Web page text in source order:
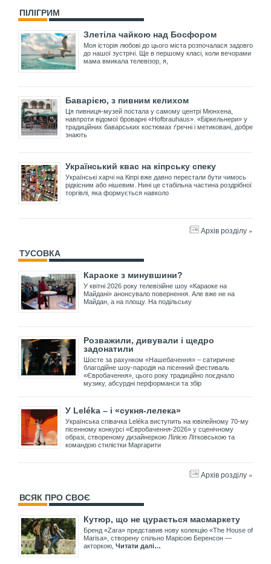
ПІЛІГРИМ
Злетіла чайкою над Босфором
Моя історія любові до цього міста розпочалася задовго
до нашої зустрічі. Ще в першому класі, коли вечорами
мама вмикала телевізор, я,
Баварією, з пивним келихом
Ця пивниця-музей постала у самому центрі Мюнхена,
навпроти відомої броварні «Hofbrauhaus». «Біркельнери» у
традиційних баварських костюмах ґречні і метиковані, добре
знають
Український квас на кіпрську спеку
Українські харчі на Кіпрі вже давно перестали бути чимось
рідкісним або нішевим. Нині це стабільна частина роздрібної
торгівлі, яка формується навколо
Архів розділу »
ТУСОВКА
Караоке з минувшини?
У квітні 2026 року телевізійне шоу «Караоке на
Майдані» анонсувало повернення. Але вже не на
Майдан, а на площу. На подільську
Розважили, дивували і щедро
задонатили
Шосте за рахунком «Нашебачення» – сатиричне
благодійне шоу-пародія на пісенний фестиваль
«Євробачення», цього року традиційно поєднало
музику, абсурдні перформанси та збір
У Leléka – і «сукня-лелека»
Українська співачка Leléka виступить на ювілейному 70-му
пісенному конкурсі «Євробачення-2026» у сценічному
образі, створеному дизайнеркою Лілією Літковською та
командою стилістки Маргарити
Архів розділу »
ВСЯК ПРО СВОЄ
Кутюр, що не цурається масмаркету
Бренд «Zara» представив нову колекцію «The House of
Marisa», створену спільно Марісою Беренсон —
акторкою, Читати далі…